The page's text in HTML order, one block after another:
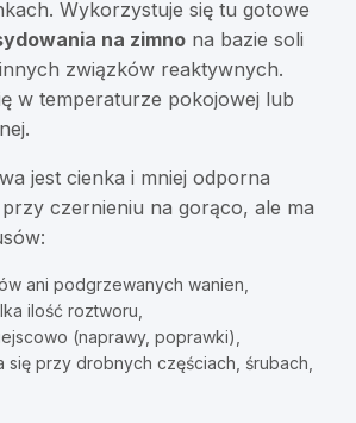
Wykorzystuje się tu gotowe
na zimno na bazie soli
związków reaktywnych.
w temperaturze pokojowej lub
jest cienka i mniej odporna
czernieniu na gorąco, ale ma
ani podgrzewanych wanien,
ilość roztworu,
(naprawy, poprawki),
przy drobnych częściach, śrubach,